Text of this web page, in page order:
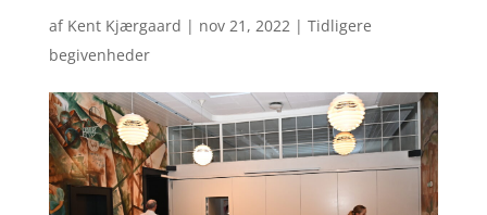
af Kent Kjærgaard | nov 21, 2022| Tidligere
begivenheder